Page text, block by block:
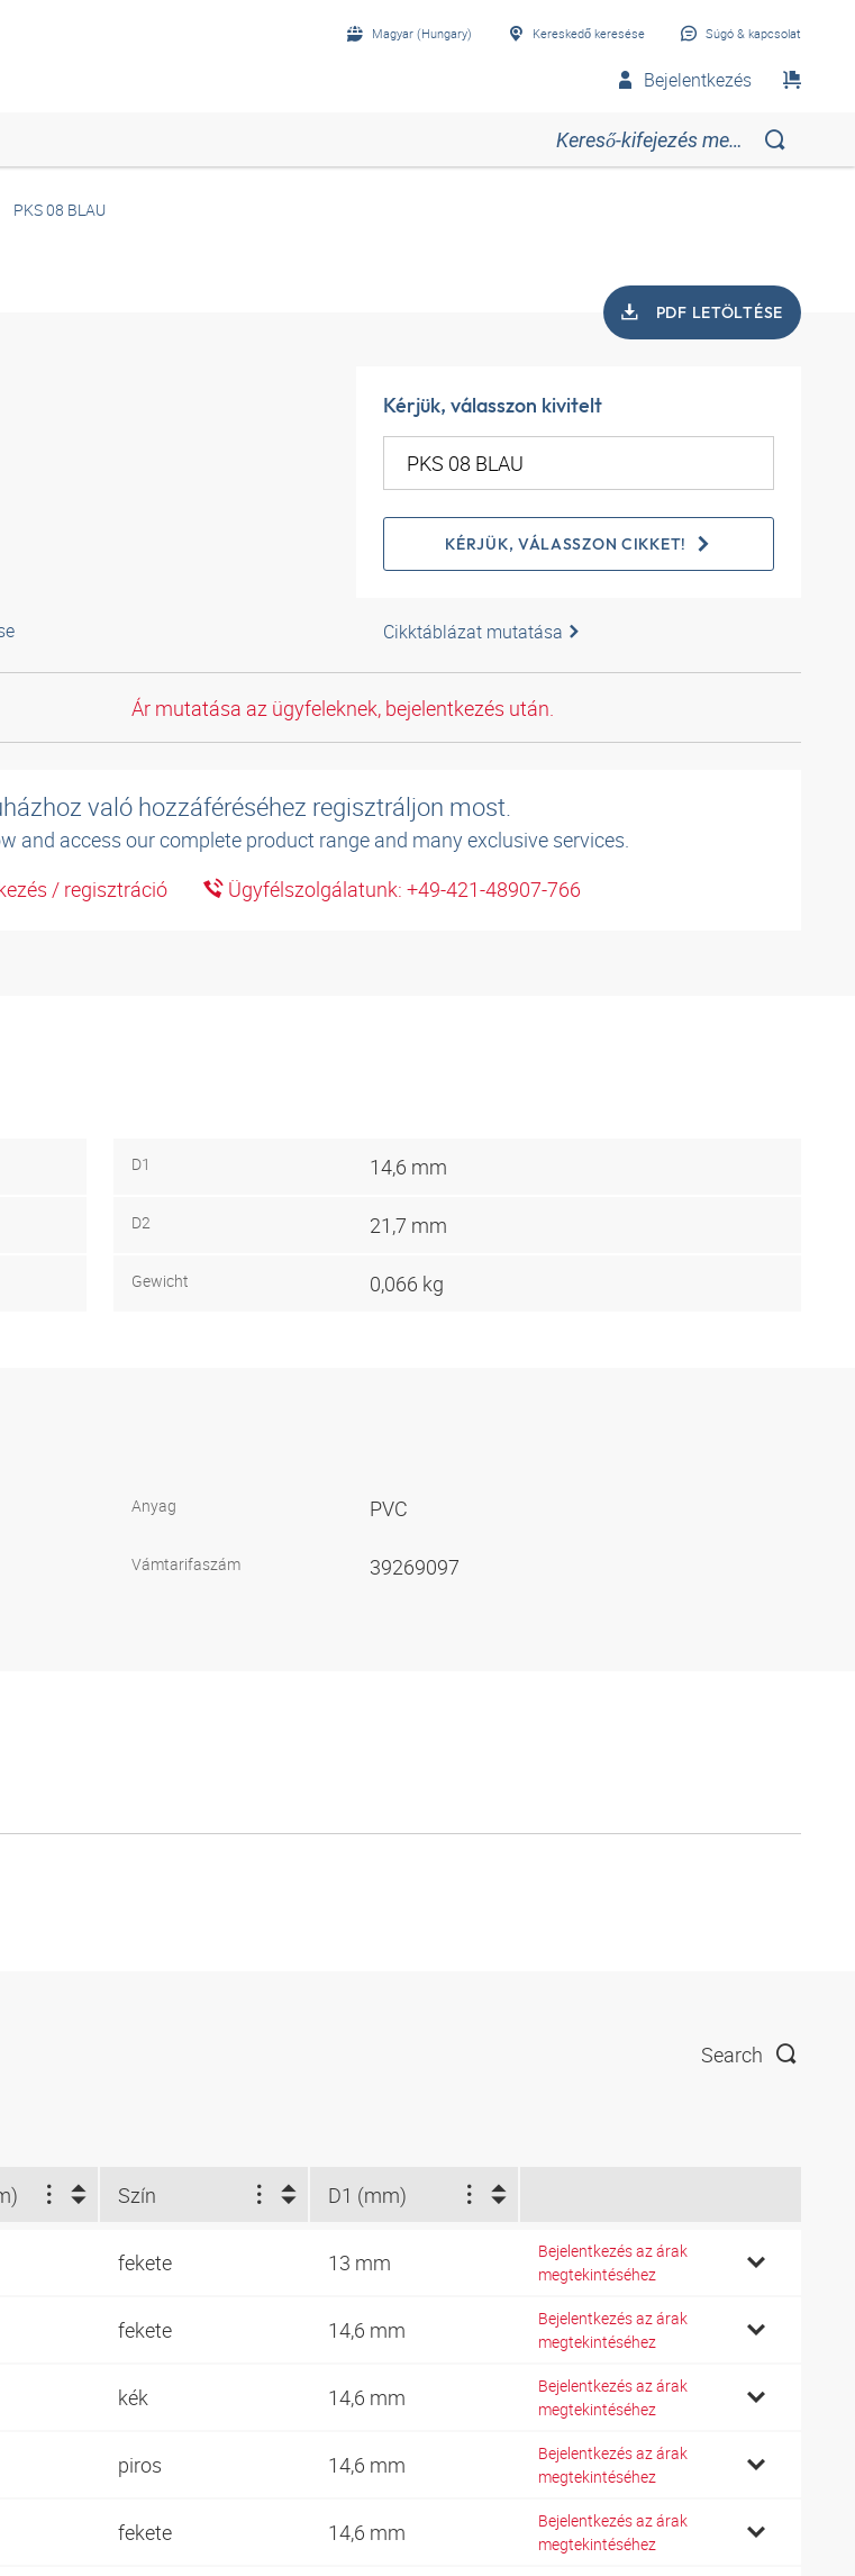
Magyar (Hungary) Kereskedő keresése Súgó & kapcsolat
Bejelentkezés
PKS 08 BLAU
PDF LETÖLTÉSE
Kérjük, válasszon kivitelt
KÉRJÜK, VÁLASSZON CIKKET!
Cikktáblázat mutatása
Ár mutatása az ügyfeleknek, bejelentkezés után.
való hozzáféréséhez regisztráljon most.
and access our complete product range and many exclusive services.
/ regisztráció
Ügyfélszolgálatunk: +49-421-48907-766
D1 14,6 mm
D2 21,7 mm
Gewicht 0,066 kg
Anyag PVC
Vámtarifaszám 39269097
Search
Szín D1 (mm)
fekete 13 mm
Bejelentkezés az árak
megtekintéséhez
fekete 14,6 mm
Bejelentkezés az árak
megtekintéséhez
kék 14,6 mm
Bejelentkezés az árak
megtekintéséhez
piros 14,6 mm
Bejelentkezés az árak
megtekintéséhez
fekete 14,6 mm
Bejelentkezés az árak
megtekintéséhez